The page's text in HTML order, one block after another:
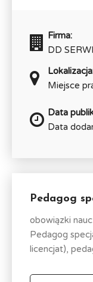
Firma:
DD
Miejsce
Data
Data
Pedagog
obowiązki
Pedagog
licencjat),